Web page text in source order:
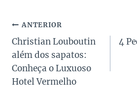
Navegação
de
Post
ANTERIOR
Christian Louboutin
além dos sapatos:
Conheça o Luxuoso
Hotel Vermelho
4